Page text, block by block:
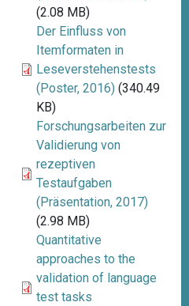
(2.08 MB)
Der Einfluss von
Itemformaten in
Leseverstehenstests
(Poster, 2016) (340.49
KB)
Forschungsarbeiten zur
Validierung von
rezeptiven
Testaufgaben
(Präsentation, 2017)
(2.98 MB)
Quantitative
approaches to the
validation of language
test tasks